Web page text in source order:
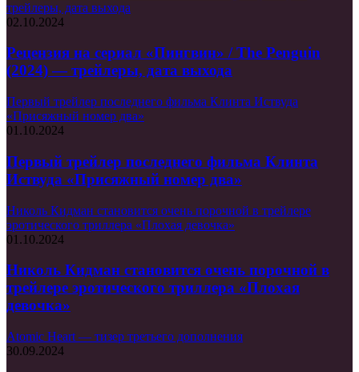
трейлеры, дата выхода
02.10.2024
Рецензия на сериал «Пингвин» / The Penguin
(2024) — трейлеры, дата выхода
Первый трейлер последнего фильма Клинта Иствуда
«Присяжный номер два»
01.10.2024
Первый трейлер последнего фильма Клинта
Иствуда «Присяжный номер два»
Николь Кидман становится очень порочной в трейлере
эротического триллера «Плохая девочка»
01.10.2024
Николь Кидман становится очень порочной в
трейлере эротического триллера «Плохая
девочка»
Atomic Heart — тизер третьего дополнения
30.09.2024